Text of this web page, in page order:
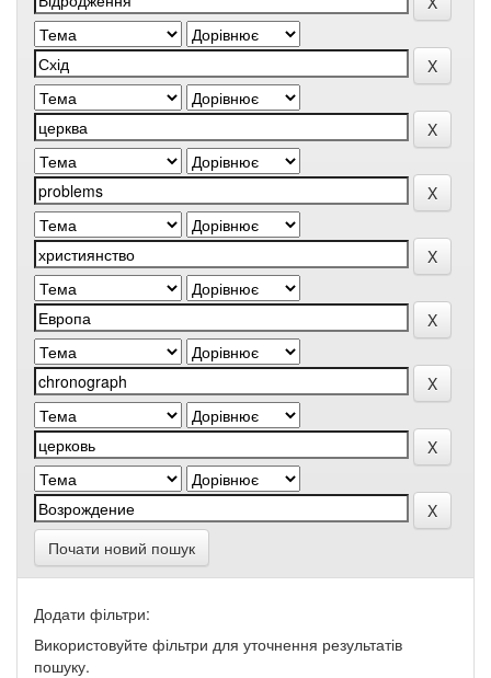
Почати новий пошук
Додати фільтри:
Використовуйте фільтри для уточнення результатів
пошуку.